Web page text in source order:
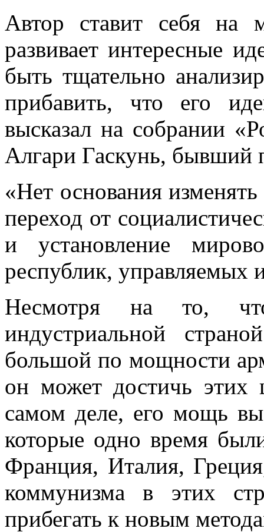
Автор ставит себя на
развивает интерес­ные
быть тщательно
прибавить, что его
высказал на собрании
Алгари Гаскунь, бывший
«Нет основания
переход от
и установление
республик, управляемых
Несмотря на то,
индустриальной
большой по мощности
он может достичь
самом деле, его мощь
которые одно время
Франция, Италия,
коммунизма в этих
прибегать к новым